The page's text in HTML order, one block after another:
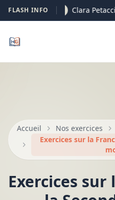
FLASH INFO07-08 Clara
Accueil Nos exercices
Exercices sur la
Exercices sur